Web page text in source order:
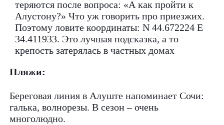
теряются после вопроса: «А как пройти к
Алустону?» Что уж говорить про приезжих.
Поэтому ловите координаты: N 44.672224 E
34.411933. Это лучшая подсказка, а то
крепость затерялась в частных домах
Пляжи:
Береговая линия в Алуште напоминает Сочи:
галька, волнорезы. В сезон – очень
многолюдно.